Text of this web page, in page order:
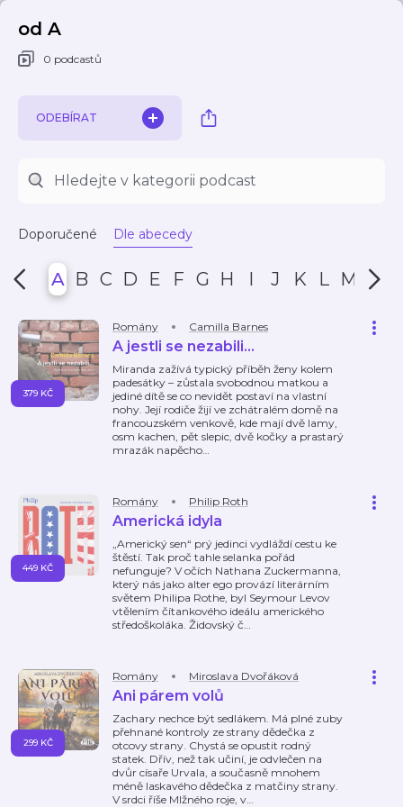
od A
0 podcastů
ODEBÍRAT
Doporučené Dle abecedy
A B C D E F G H I J K L M N
Romány Camilla Barnes
A jestli se nezabili…
Miranda zažívá typický příběh ženy kolem
padesátky – zůstala svobodnou matkou a
jediné dítě se co nevidět postaví na vlastní
nohy. Její rodiče žijí ve zchátralém domě na
francouzském venkově, kde mají dvě lamy,
osm kachen, pět slepic, dvě kočky a prastarý
mrazák napěcho…
379 KČ
Romány Philip Roth
Americká idyla
„Americký sen“ prý jedinci vydláždí cestu ke
štěstí. Tak proč tahle selanka pořád
nefunguje? V očích Nathana Zuckermanna,
který nás jako alter ego provází literárním
světem Philipa Rothe, byl Seymour Levov
vtělením čítankového ideálu amerického
středoškoláka. Židovský č…
449 KČ
Romány Miroslava Dvořáková
Ani párem volů
Zachary nechce být sedlákem. Má plné zuby
přehnané kontroly ze strany dědečka z
otcovy strany. Chystá se opustit rodný
statek. Dřív, než tak učiní, je odvlečen na
dvůr císaře Urvala, a současně mnohem
méně laskavého dědečka z matčiny strany.
V srdci říše Mlžného roje, v…
299 KČ